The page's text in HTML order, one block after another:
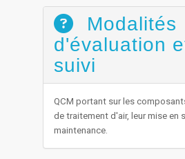
Modalités
d'évaluation
suivi
QCM portant sur les
de traitement d'air, leur mise en
maintenance.